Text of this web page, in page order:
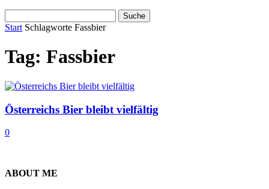
Start Schlagworte Fassbier
Tag: Fassbier
Österreichs Bier bleibt vielfältig
0
ABOUT ME